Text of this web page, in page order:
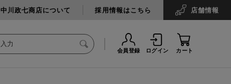
中川政七商店について 採用情報はこちら 店舗情報
会員登録 ログイン カート